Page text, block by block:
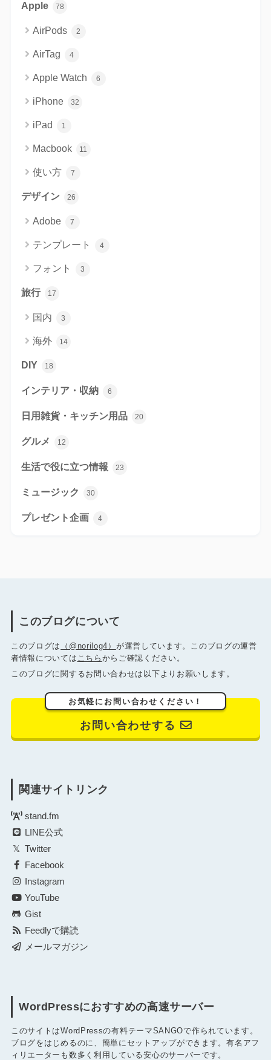
Apple 78
AirPods 2
AirTag 4
Apple Watch 6
iPhone 32
iPad 1
Macbook 11
使い方 7
デザイン 26
Adobe 7
テンプレート 4
フォント 3
旅行 17
国内 3
海外 14
DIY 18
インテリア・収納 6
日用雑貨・キッチン用品 20
グルメ 12
生活で役に立つ情報 23
ミュージック 30
プレゼント企画 4
このブログについて
このブログは （@norilog4） が運営しています。このブログの運営
者情報については こちら からご確認ください。
このブログに関するお問い合わせは以下よりお願いします。
お気軽にお問い合わせください！
お問い合わせする
関連サイトリンク
stand.fm
LINE公式
Twitter
Facebook
Instagram
YouTube
Gist
Feedlyで購読
メールマガジン
WordPressにおすすめの高速サーバー
このサイトはWordPressの有料テーマSANGOで作られています。
ブログをはじめるのに、簡単にセットアップができます。有名アフ
ィリエーターも数多く利用している安心のサーバーです。